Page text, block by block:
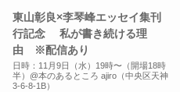
東山彰良×李琴峰エッセイ集刊
行記念 私が書き続ける理
由 ※配信あり
日時：11月9日（水）19時〜（開場18時
半）@本のあるところ ajiro（中央区天神
3-6-8-1B）